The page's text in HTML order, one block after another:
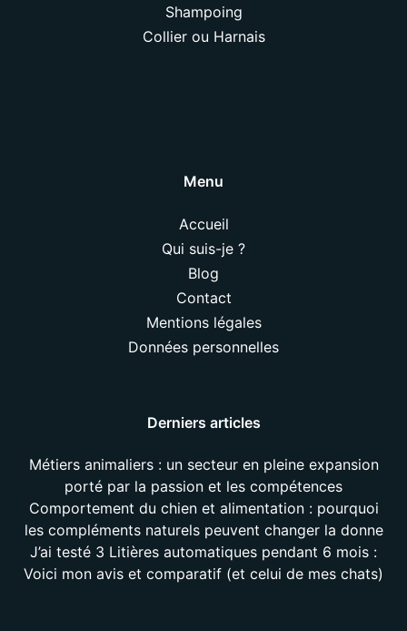
Shampoing
Collier ou Harnais
Menu
Accueil
Qui suis-je ?
Blog
Contact
Mentions légales
Données personnelles
Derniers articles
Métiers animaliers : un secteur en pleine expansion
porté par la passion et les compétences
Comportement du chien et alimentation : pourquoi
les compléments naturels peuvent changer la donne
J’ai testé 3 Litières automatiques pendant 6 mois :
Voici mon avis et comparatif (et celui de mes chats)